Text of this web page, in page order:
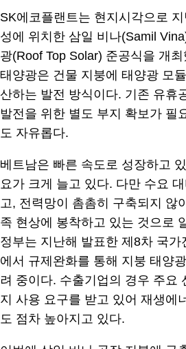
SK에코플랜트는 현지시각으로 지
성에 위치한 삼일 비나(Samil
광(Roof Top Solar) 준공식을 개
태양광은 건물 지붕에 태양광 모
산하는 발전 방식이다. 기존 유휴
발전을 위한 별도 부지 확보가 필
도 자유롭다.
베트남은 빠른 속도로 성장하고
요가 크게 늘고 있다. 다만 수요
고, 전력망이 촘촘히 구축되지 않
족 현상에 봉착하고 있는 것으로
정부는 지난해 발표한 제8차 국가
에서 규제완화를 통해 지붕 태양
려 중이다. 수출기업의 경우 주요
지 사용 요구를 받고 있어 재생에
도 점차 높아지고 있다.